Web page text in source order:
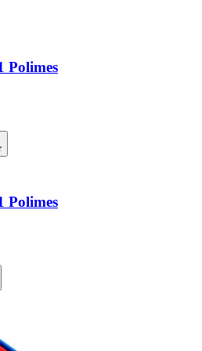
Polimes
Polimes